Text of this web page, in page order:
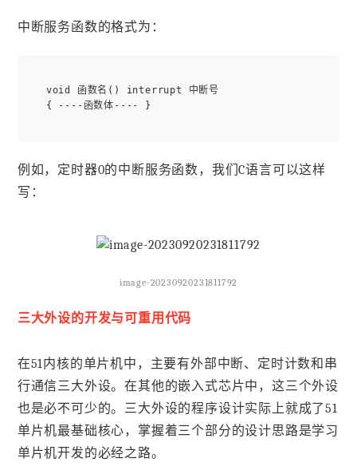
中断服务函数的格式为：
void 函数名() interrupt 中断号
例如，定时器0的中断服务函数，我们C语言可以这样
写：
image-20230920231811792
三大外设的开发与可重用代码
在51内核的单片机中，主要有外部中断、定时计数和串
行通信三大外设。在其他的嵌入式芯片中，这三个外设
也是必不可少的。三大外设的程序设计实际上就成了51
单片机最基础核心，掌握着三个部分的设计思路是学习
单片机开发的必经之路。